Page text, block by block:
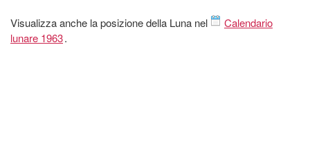
Visualizza anche la posizione della Luna nel
Calendario
lunare 1963.